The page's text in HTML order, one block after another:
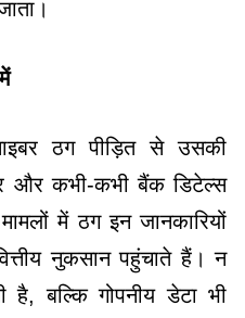
ठग पीड़ित से उसकी
और कभी-कभी बैंक डिटेल्स
में ठग इन जानकारियों
नुकसान पहुंचाते हैं। न
है, बल्कि गोपनीय डेटा भी